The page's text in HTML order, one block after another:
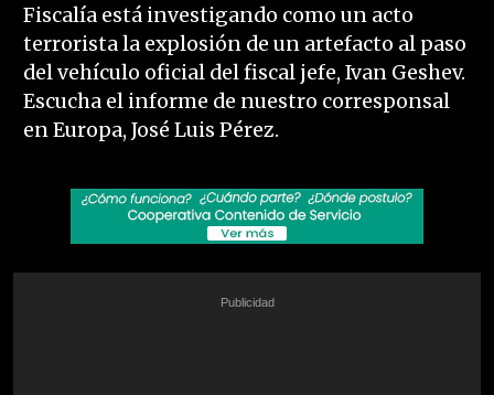
Fiscalía está investigando como un acto
terrorista la explosión de un artefacto al paso
del vehículo oficial del fiscal jefe, Ivan Geshev.
Escucha el informe de nuestro corresponsal
en Europa, José Luis Pérez.